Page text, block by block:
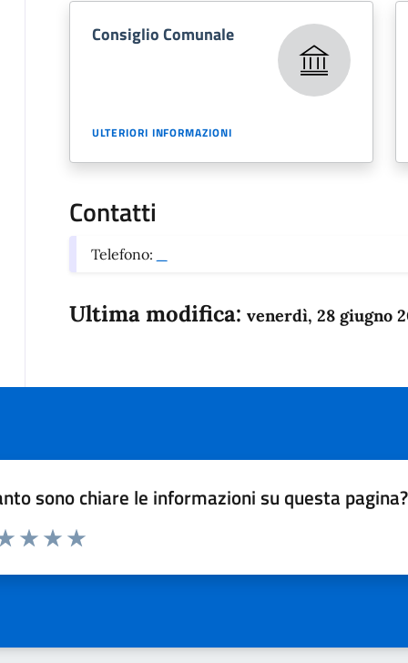
Consiglio Comunale
ULTERIORI INFORMAZIONI
Contatti
Telefono:
Ultima modifica: venerdì, 28 giugno
sono chiare le informazioni su questa pagina?
da 1 a 5 stelle la pagina